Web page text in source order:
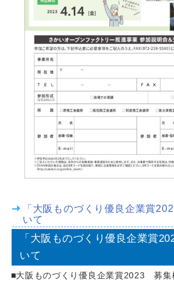
「大阪ものづくり優良企業賞
いて
「大阪ものづくり優良企業賞
いて
■大阪ものづくり優良企業賞2023 募集